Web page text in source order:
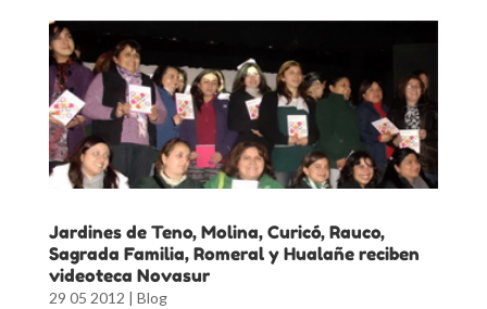
Jardines de Teno, Molina, Curicó, Rauco,
Sagrada Familia, Romeral y Hualañe reciben
videoteca Novasur
29 05 2012 | Blog